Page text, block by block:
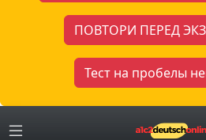
ПОВТОРИ ПЕРЕД
Тест на пробелы